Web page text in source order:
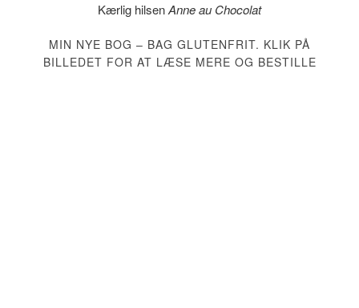
Kærlig hilsenAnne au Chocolat
MIN NYE BOG – BAG GLUTENFRIT. KLIK PÅ
BILLEDET FOR AT LÆSE MERE OG BESTILLE